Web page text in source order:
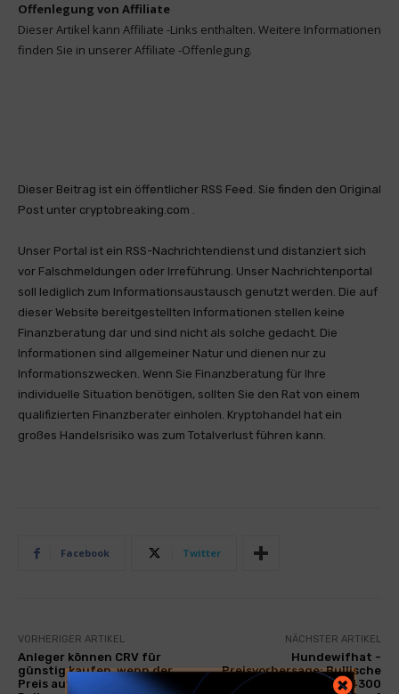
Offenlegung von Affiliate
Dieser Artikel kann Affiliate -Links enthalten. Weitere Informationen
finden Sie in unserer Affiliate -Offenlegung.
Dieser Beitrag ist ein öffentlicher RSS Feed. Sie finden den Original
Post unter cryptobreaking.com .
Unser Portal ist ein RSS-Nachrichtendienst und distanziert sich
vor Falschmeldungen oder Irreführung. Unser Nachrichtenportal
soll lediglich zum Informationsaustausch genutzt werden. Die auf
dieser Website bereitgestellten Informationen stellen keine
Finanzberatung dar und sind nicht als solche gedacht. Die
Informationen sind allgemeiner Natur und dienen nur zu
Informationszwecken. Wenn Sie Finanzberatung für Ihre
individuelle Situation benötigen, sollten Sie den Rat von einem
qualifizierten Finanzberater einholen. Kryptohandel hat ein
großes Handelsrisiko was zum Totalverlust führen kann.
Facebook Twitter
VORHERIGER ARTIKEL
Anleger können CRV für
günstig kaufen, wenn der
Preis auf 0,42 bis 0,48 US -
NÄCHSTER ARTIKEL
Hundewifhat -
Preisvorhersage: Bullische
Ausblick baut über 0,14300